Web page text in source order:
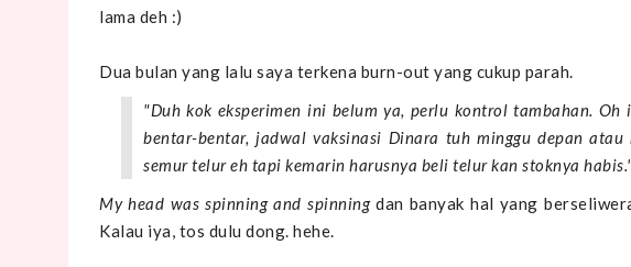
lama deh :)
Dua bulan yang lalu saya terkena burn-out yang cukup parah.
"Duh kok eksperimen ini belum ya, perlu kontrol tambahan.
bentar-bentar, jadwal vaksinasi Dinara tuh minggu depan
semur telur eh tapi kemarin harusnya beli telur kan stoknya
My head was spinning and spinningdan banyak hal yang
Kalau iya, tos dulu dong. hehe.